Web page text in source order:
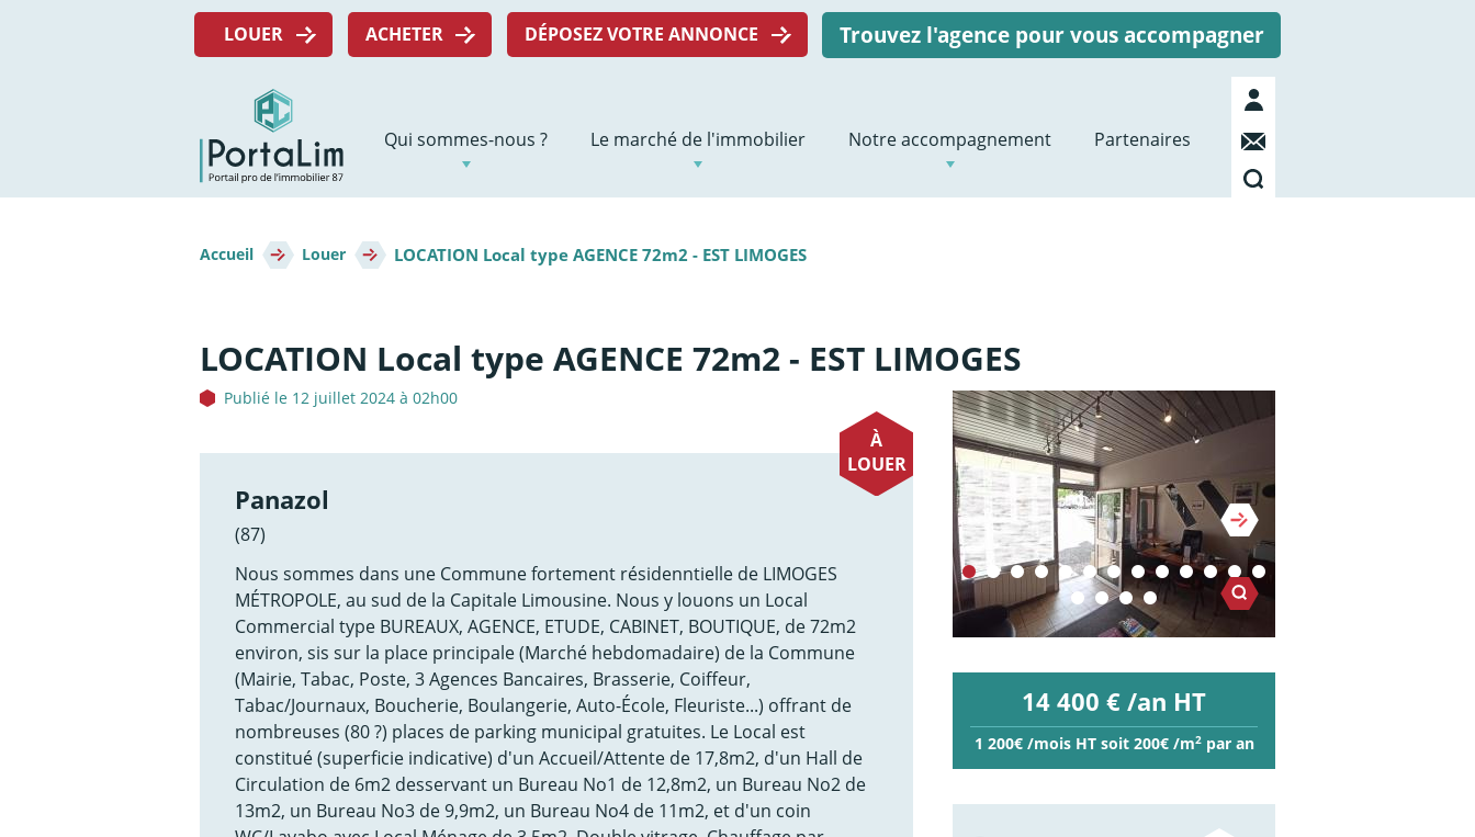
Menu
LOUER ACHETER DÉPOSEZ VOTRE ANNONCE Trouvez l'agence pour vous accompagner
Navigation
principale
Qui sommes-nous ? Le marché de l'immobilier Notre accompagnement Partenaires
Mon
compte
Contact
Recherche
d'Ariane
Accueil Louer LOCATION Local type AGENCE 72m2 - EST LIMOGES
LOCATION Local type AGENCE 72m2 - EST LIMOGES
Publié le 12 juillet 2024 à 02h00
À
LOUER
Panazol
(87)
Nous sommes dans une Commune fortement résidenntielle de LIMOGES
MÉTROPOLE, au sud de la Capitale Limousine. Nous y louons un Local
Commercial type BUREAUX, AGENCE, ETUDE, CABINET, BOUTIQUE, de 72m2
environ, sis sur la place principale (Marché hebdomadaire) de la Commune
(Mairie, Tabac, Poste, 3 Agences Bancaires, Brasserie, Coiffeur,
Tabac/Journaux, Boucherie, Boulangerie, Auto-École, Fleuriste...) offrant de
nombreuses (80 ?) places de parking municipal gratuites. Le Local est
constitué (superficie indicative) d'un Accueil/Attente de 17,8m2, d'un Hall de
Circulation de 6m2 desservant un Bureau No1 de 12,8m2, un Bureau No2 de
13m2, un Bureau No3 de 9,9m2, un Bureau No4 de 11m2, et d'un coin
14 400 € /an HT
1 200€ /mois HT soit 200€ /m2par an